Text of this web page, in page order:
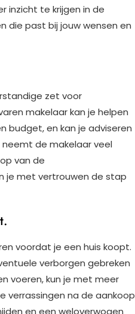
inzicht te krijgen in de
die past bij jouw wensen en
zet voor
makelaar kan je helpen
budget, en kan je adviseren
de makelaar veel
van de
je met vertrouwen de stap
voordat je een huis koopt.
verborgen gebreken
voeren, kun je met meer
verrassingen na de aankoop
en een weloverwogen